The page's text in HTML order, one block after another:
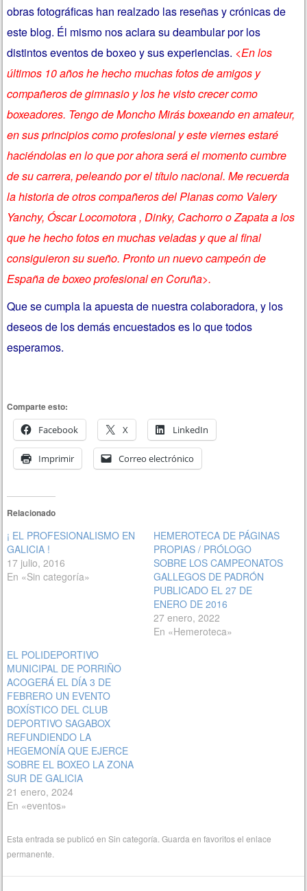
obras fotográficas han realzado las reseñas y crónicas de
este blog. Él mismo nos aclara su deambular por los
distintos eventos de boxeo y sus experiencias. <En los
últimos 10 años he hecho muchas fotos de amigos y
compañeros de gimnasio y los he visto crecer como
boxeadores. Tengo de Moncho Mirás boxeando en amateur,
en sus principios como profesional y este viernes estaré
haciéndolas en lo que por ahora será el momento cumbre
de su carrera, peleando por el título nacional. Me recuerda
la historia de otros compañeros del Planas como Valery
Yanchy, Óscar Locomotora , Dinky, Cachorro o Zapata a los
que he hecho fotos en muchas veladas y que al final
consiguieron su sueño. Pronto un nuevo campeón de
España de boxeo profesional en Coruña>.
Que se cumpla la apuesta de nuestra colaboradora, y los
deseos de los demás encuestados es lo que todos
esperamos.
Comparte esto:
Facebook
X LinkedIn
Imprimir Correo electrónico
Relacionado
¡ EL PROFESIONALISMO EN
GALICIA !
17 julio, 2016
En «Sin categoría»
HEMEROTECA DE PÁGINAS
PROPIAS / PRÓLOGO
SOBRE LOS CAMPEONATOS
GALLEGOS DE PADRÓN
PUBLICADO EL 27 DE
ENERO DE 2016
27 enero, 2022
En «Hemeroteca»
EL POLIDEPORTIVO
MUNICIPAL DE PORRIÑO
ACOGERÁ EL DÍA 3 DE
FEBRERO UN EVENTO
BOXÍSTICO DEL CLUB
DEPORTIVO SAGABOX
REFUNDIENDO LA
HEGEMONÍA QUE EJERCE
SOBRE EL BOXEO LA ZONA
SUR DE GALICIA
21 enero, 2024
En «eventos»
Esta entrada se publicó enSin categoría . Guarda en favoritos elenlace
permanente